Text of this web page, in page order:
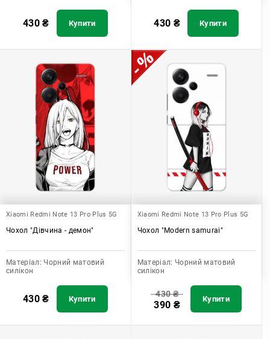
430₴ Купити 430 ₴ Купити
Xiaomi Redmi Note 13 Pro Plus 5G
Чохол "Дівчина - демон"
Матеріал: Чорний матовий
силікон
430₴ Купити
Xiaomi Redmi Note 13 Pro Plus 5G
Чохол "Modern samurai"
Матеріал: Чорний матовий
силікон
430₴
390 ₴ Купити